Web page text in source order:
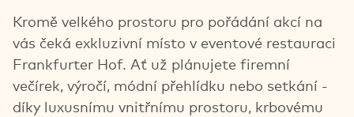
Kromě velkého prostoru pro pořádání akcí na
vás čeká exkluzivní místo v eventové restauraci
Frankfurter Hof. Ať už plánujete firemní
večírek, výročí, módní přehlídku nebo setkání -
díky luxusnímu vnitřnímu prostoru, krbovému